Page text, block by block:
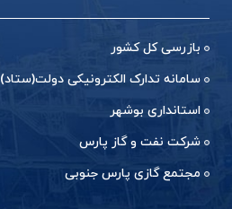
بازرسی کل کشور
سامانه تدارک الکترونیکی دولت(ستاد)
استانداری بوشهر
شرکت نفت و گاز پارس
مجتمع گازی پارس جنوبی